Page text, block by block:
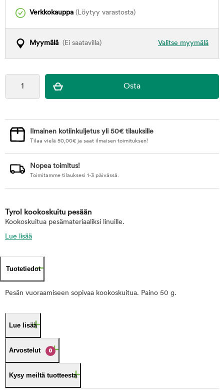
Verkkokauppa (Löytyy varastosta)
Valitse myymälä
Myymälä (Ei saatavilla)
Ilmainen kotiinkuljetus yli 50€ tilauksille
Tilaa vielä 50,00€ ja saat ilmaisen toimituksen!
Nopea toimitus!
Toimitamme tilauksesi 1-3 päivässä.
Tyrol kookoskuitu pesään
Kookoskuitua pesämateriaaliksi linuille.
Lue lisää
Tuotetiedot
Pesän vuoraamiseen sopivaa kookoskuitua. Paino 50 g.
Lue lisää
Arvostelut 0
Kysy meiltä tuotteesta